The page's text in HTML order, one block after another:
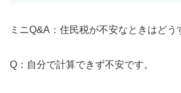
ミニQ&A：住民税が不安なときはどう
Q：自分で計算できず不安です。